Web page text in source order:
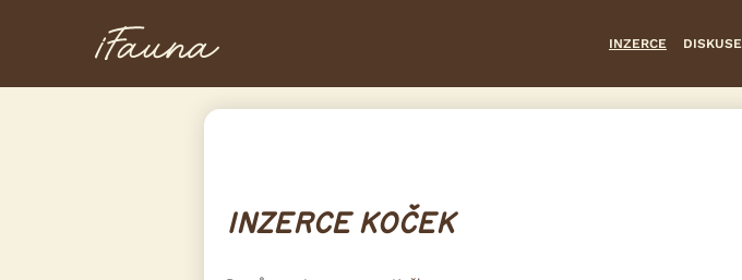
INZERCE DISKUSE
INZERCE KOČEK